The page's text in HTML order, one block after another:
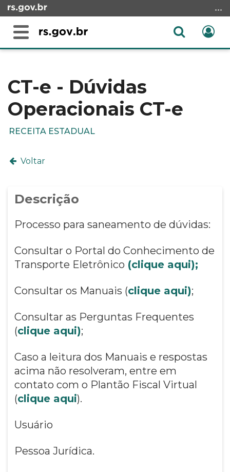
para
conteúdo
menu
para
Alterna
Abrir
conteúdo
CT-e - Dúvidas
Operacionais CT-e
RECEITA ESTADUAL
Voltar
Descrição
Processo para saneamento de dúvidas:
Consultar o Portal do Conhecimento de
Transporte Eletrônico (clique aqui);
Consultar os Manuais (clique aqui);
Consultar as Perguntas Frequentes
(clique aqui);
Caso a leitura dos Manuais e respostas
acima não resolveram, entre em
contato com o Plantão Fiscal Virtual
(clique aqui).
Usuário
Pessoa Jurídica.